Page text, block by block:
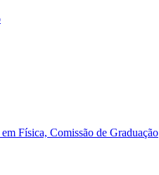
Física, Comissão de Graduação